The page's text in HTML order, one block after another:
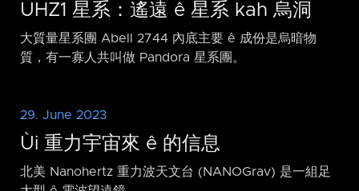
UHZ1 星系：遙遠 ê 星系 kah 烏洞
大質量星系團 Abell 2744 內底主要 ê 成份是烏暗物
質，有一寡人共叫做 Pandora 星系團。
29. June 2023
Ùi 重力宇宙來 ê 的信息
北美 Nanohertz 重力波天文台 (NANOGrav) 是一組足